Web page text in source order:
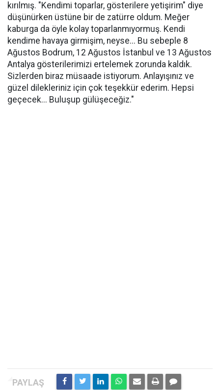
kırılmış. "Kendimi toparlar, gösterilere yetişirim" diye
düşünürken üstüne bir de zatürre oldum. Meğer
kaburga da öyle kolay toparlanmıyormuş. Kendi
kendime havaya girmişim, neyse... Bu sebeple 8
Ağustos Bodrum, 12 Ağustos İstanbul ve 13 Ağustos
Antalya gösterilerimizi ertelemek zorunda kaldık.
Sizlerden biraz müsaade istiyorum. Anlayışınız ve
güzel dilekleriniz için çok teşekkür ederim. Hepsi
geçecek... Buluşup gülüşeceğiz."